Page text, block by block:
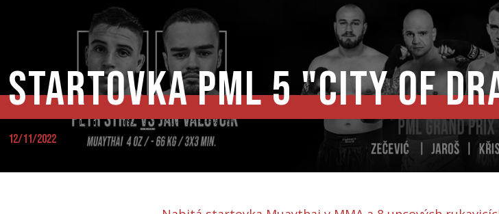
STARTOVKA PML 5 "City of
12/11/2022